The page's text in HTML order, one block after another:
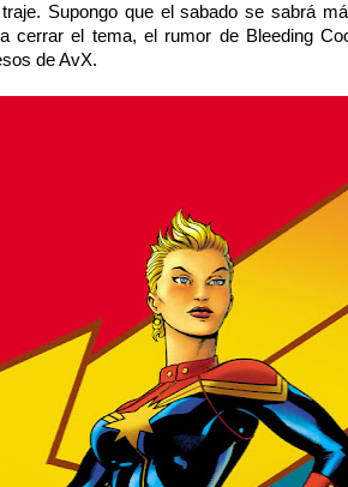
Supongo que el sabado se sabrá
cerrar el tema, el rumor de Bleeding
de AvX.